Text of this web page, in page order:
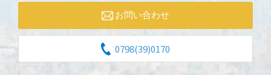
お問い合わせ
0798(39)0170